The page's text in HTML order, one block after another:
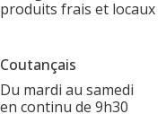
produits frais et locaux
Coutançais
Du mardi au samedi
en continu de 9h30